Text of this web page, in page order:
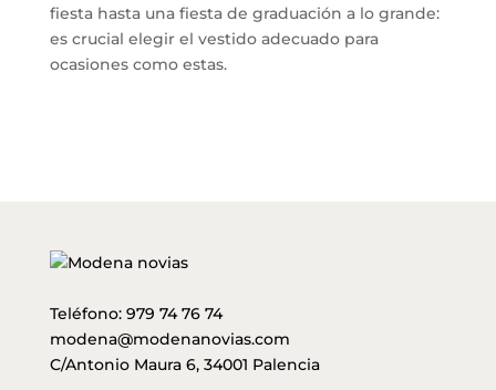
fiesta hasta una fiesta de graduación a lo grande:
es crucial elegir el vestido adecuado para
ocasiones como estas.
Teléfono: 979 74 76 74
modena@modenanovias.com
C/Antonio Maura 6, 34001 Palencia